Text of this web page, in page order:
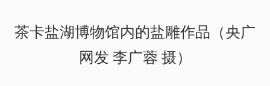
茶卡盐湖博物馆内的盐雕作品（央广
网发 李广蓉 摄）